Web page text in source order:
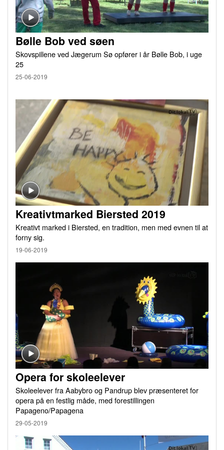
Bølle Bob ved søen
Skovspillene ved Jægerum Sø opfører i år Bølle Bob, i uge
25
25-06-2019
Kreativtmarked Biersted 2019
Kreativt marked i Biersted, en tradition, men med evnen til at
forny sig.
19-06-2019
Opera for skoleelever
Skoleelever fra Aabybro og Pandrup blev præsenteret for
opera på en festlig måde, med forestillingen
Papageno/Papagena
29-05-2019